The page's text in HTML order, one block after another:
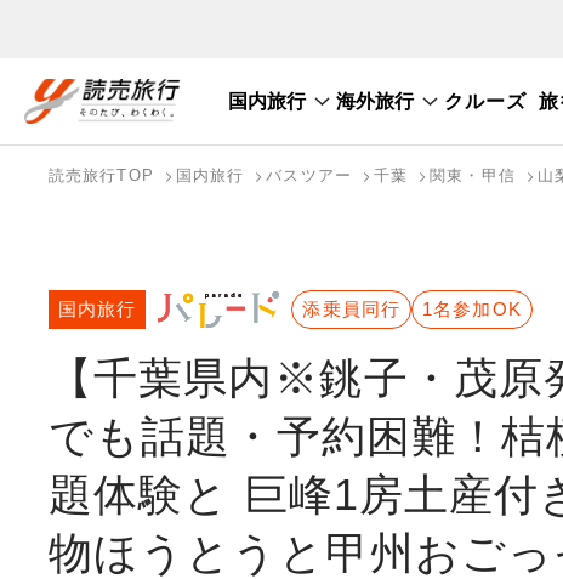
国内旅行 海外旅行 クルーズ
国内旅行トップ
海外旅行トップ
読売旅行TOP 国内旅行 バスツアー 千葉 関東・甲信 山
【千葉県内※銚子・茂
でも話題・予約困難！
題体験と 巨峰1房土産付
物ほうとうと甲州おご
国内旅行 添乗員同行 1名参加OK